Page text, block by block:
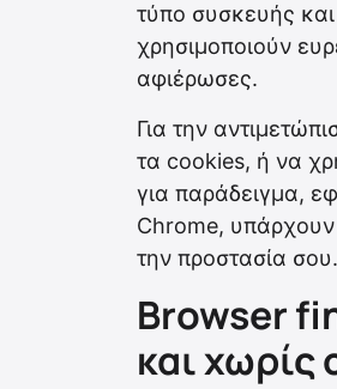
τύπο συσκευής
χρησιμοποιούν
αφιέρωσες.
Για την
τα cookies, ή να
για παράδειγμα,
Chrome, υπάρχουν
την προστασία σου.
Browser
και χωρίς